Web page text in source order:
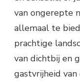
van ongerepte
allemaal te
prachtige
van dichtbij en
gastvrijheid